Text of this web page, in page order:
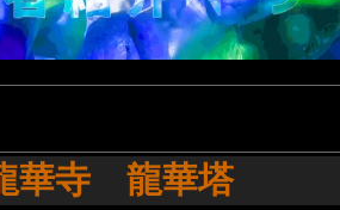
華寺 龍華塔